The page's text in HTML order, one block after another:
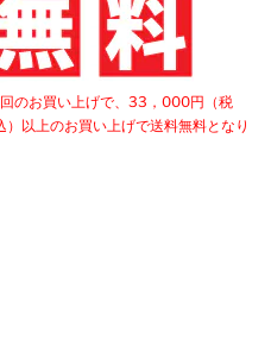
のお買い上げで、33，000円（税
以上のお買い上げで送料無料となり